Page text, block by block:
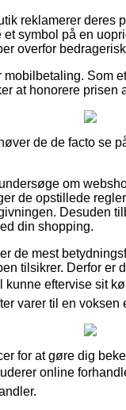
reklamerer deres
symbol på en
overfor
Som
at honorere prisen
de de facto se
om
de opstillede
Desuden
din shopping.
de mest
tilsikrer. Derfor er
eftervise sit
varer til en voksen
for at gøre dig
online